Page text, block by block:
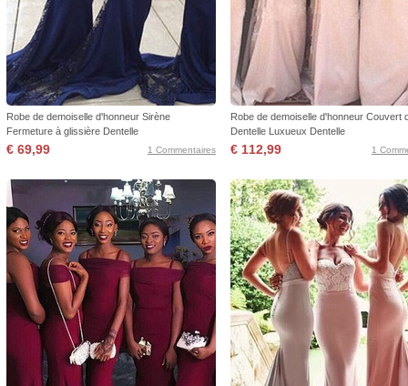
Robe de demoiselle d'honneur Sirène
Fermeture à glissière Dentelle
€ 69,99 1 Commentaires
Robe de demoiselle d'honneur Couvert
Dentelle Luxueux Dentelle
€ 112,99 1